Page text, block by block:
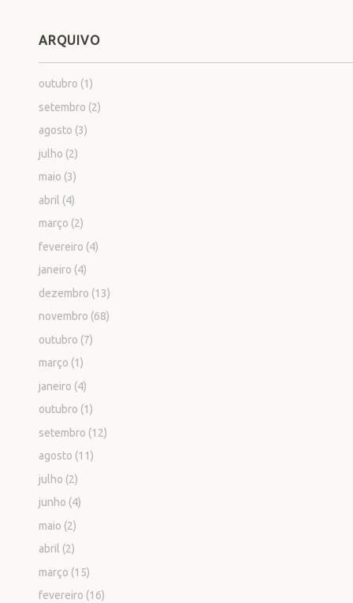
ARQUIVO
outubro (1)
setembro (2)
agosto (3)
julho (2)
maio (3)
abril (4)
março (2)
fevereiro (4)
janeiro (4)
dezembro (13)
novembro (68)
outubro (7)
março (1)
janeiro (4)
outubro (1)
setembro (12)
agosto (11)
julho (2)
junho (4)
maio (2)
abril (2)
março (15)
fevereiro (16)